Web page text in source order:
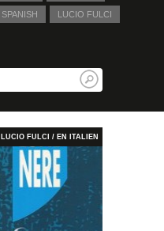
SPANISH LUCIO FULCI
LUCIO FULCI / EN ITALIEN